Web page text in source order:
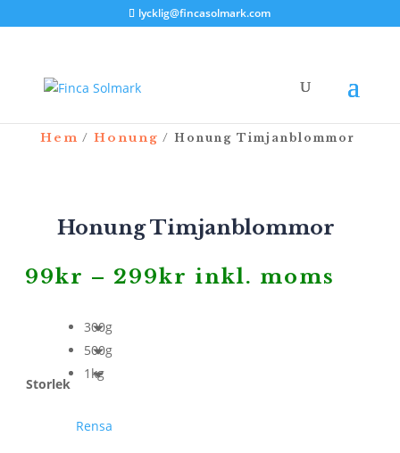
lycklig@fincasolmark.com
Hem / Honung / Honung Timjanblommor
Honung Timjanblommor
99kr – 299kr Prisintervall:
inkl. moms
Storlek
300g
500g
1kg
Rensa